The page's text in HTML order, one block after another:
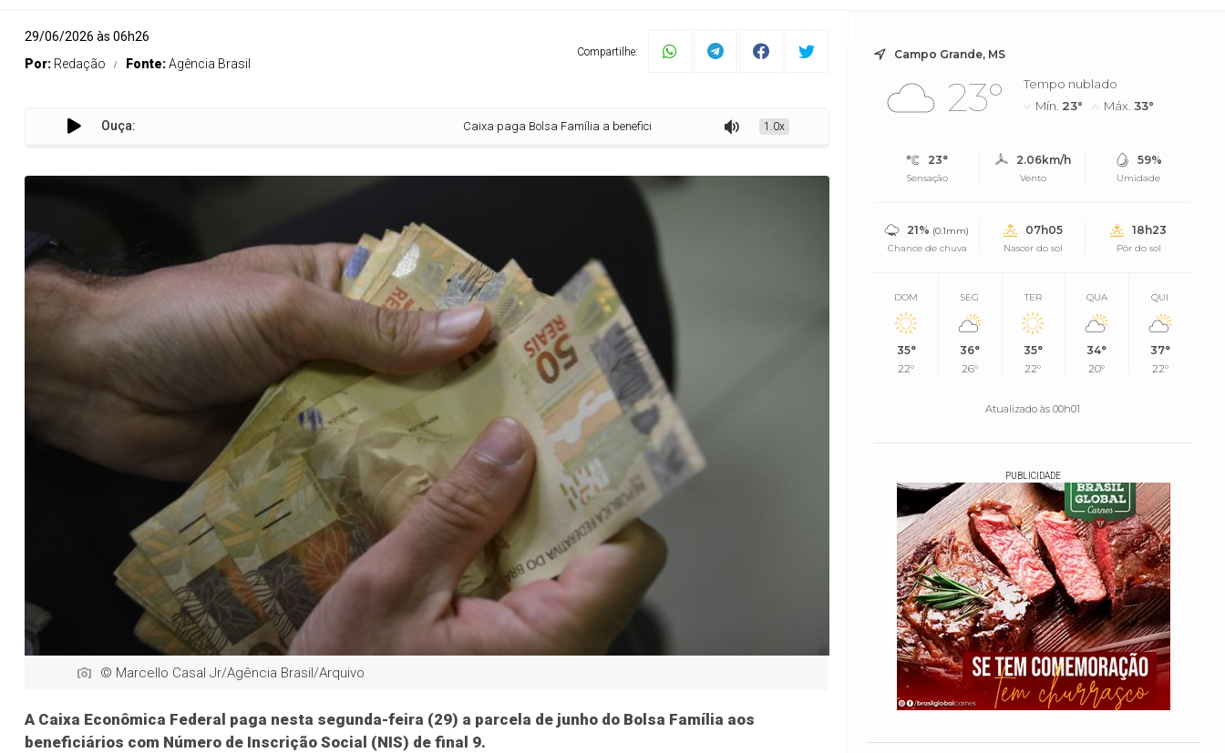
29/06/2026 às 06h26
Por: Redação Fonte:Agência Brasil
Compartilhe:
Ouça: Caixa paga Bolsa Família a beneficiários com NIS de final 9 1.0x
© Marcello Casal Jr/Agência Brasil/Arquivo
A Caixa Econômica Federal paga nesta segunda-feira (29) a parcela de junho do Bolsa Família aos
beneficiários com Número de Inscrição Social (NIS) de final 9.
Campo Grande, MS
23°
Tempo nublado
Mín. 23° Máx.33°
23°
Sensação
2.06km/h
Vento
59%
Umidade
21% (0.1mm)
Chance de chuva
07h05
Nascer do sol
18h23
Pôr do sol
DOM
35°
22°
SEG
36°
26°
TER
35°
22°
QUA
34°
20°
QUI
37°
22°
Atualizado às 00h01
PUBLICIDADE